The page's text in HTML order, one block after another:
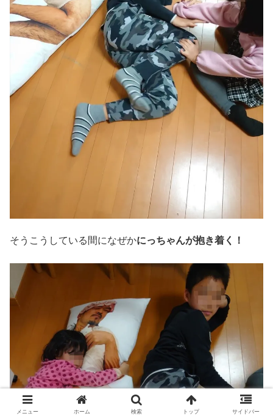
そうこうしている間になぜかにっちゃんが抱き着く！
メニュー ホーム 検索 トップ サイドバー